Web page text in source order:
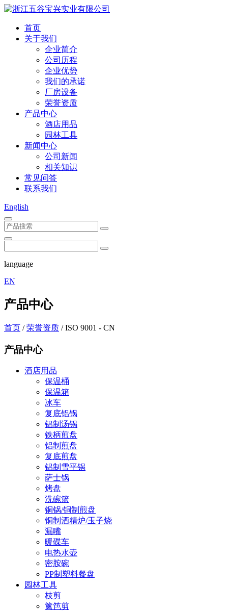
首页
关于我们
企业简介
公司历程
企业优势
我们的承诺
厂房设备
荣誉资质
产品中心
酒店用品
园林工具
新闻中心
公司新闻
相关知识
常见问答
联系我们
English
language
EN
产品中心
首页 /荣誉资质 /ISO 9001 - CN
产品中心
酒店用品
保温桶
保温箱
冰车
复底铝锅
铝制汤锅
铁柄煎盘
铝制煎盘
复底煎盘
铝制雪平锅
萨士锅
烤盘
洗碗篮
铜锅/铜制煎盘
铜制酒精炉/玉子烧
漏嘴
暖碟车
电热水壶
密胺碗
PP制塑料餐盘
园林工具
枝剪
篱笆剪